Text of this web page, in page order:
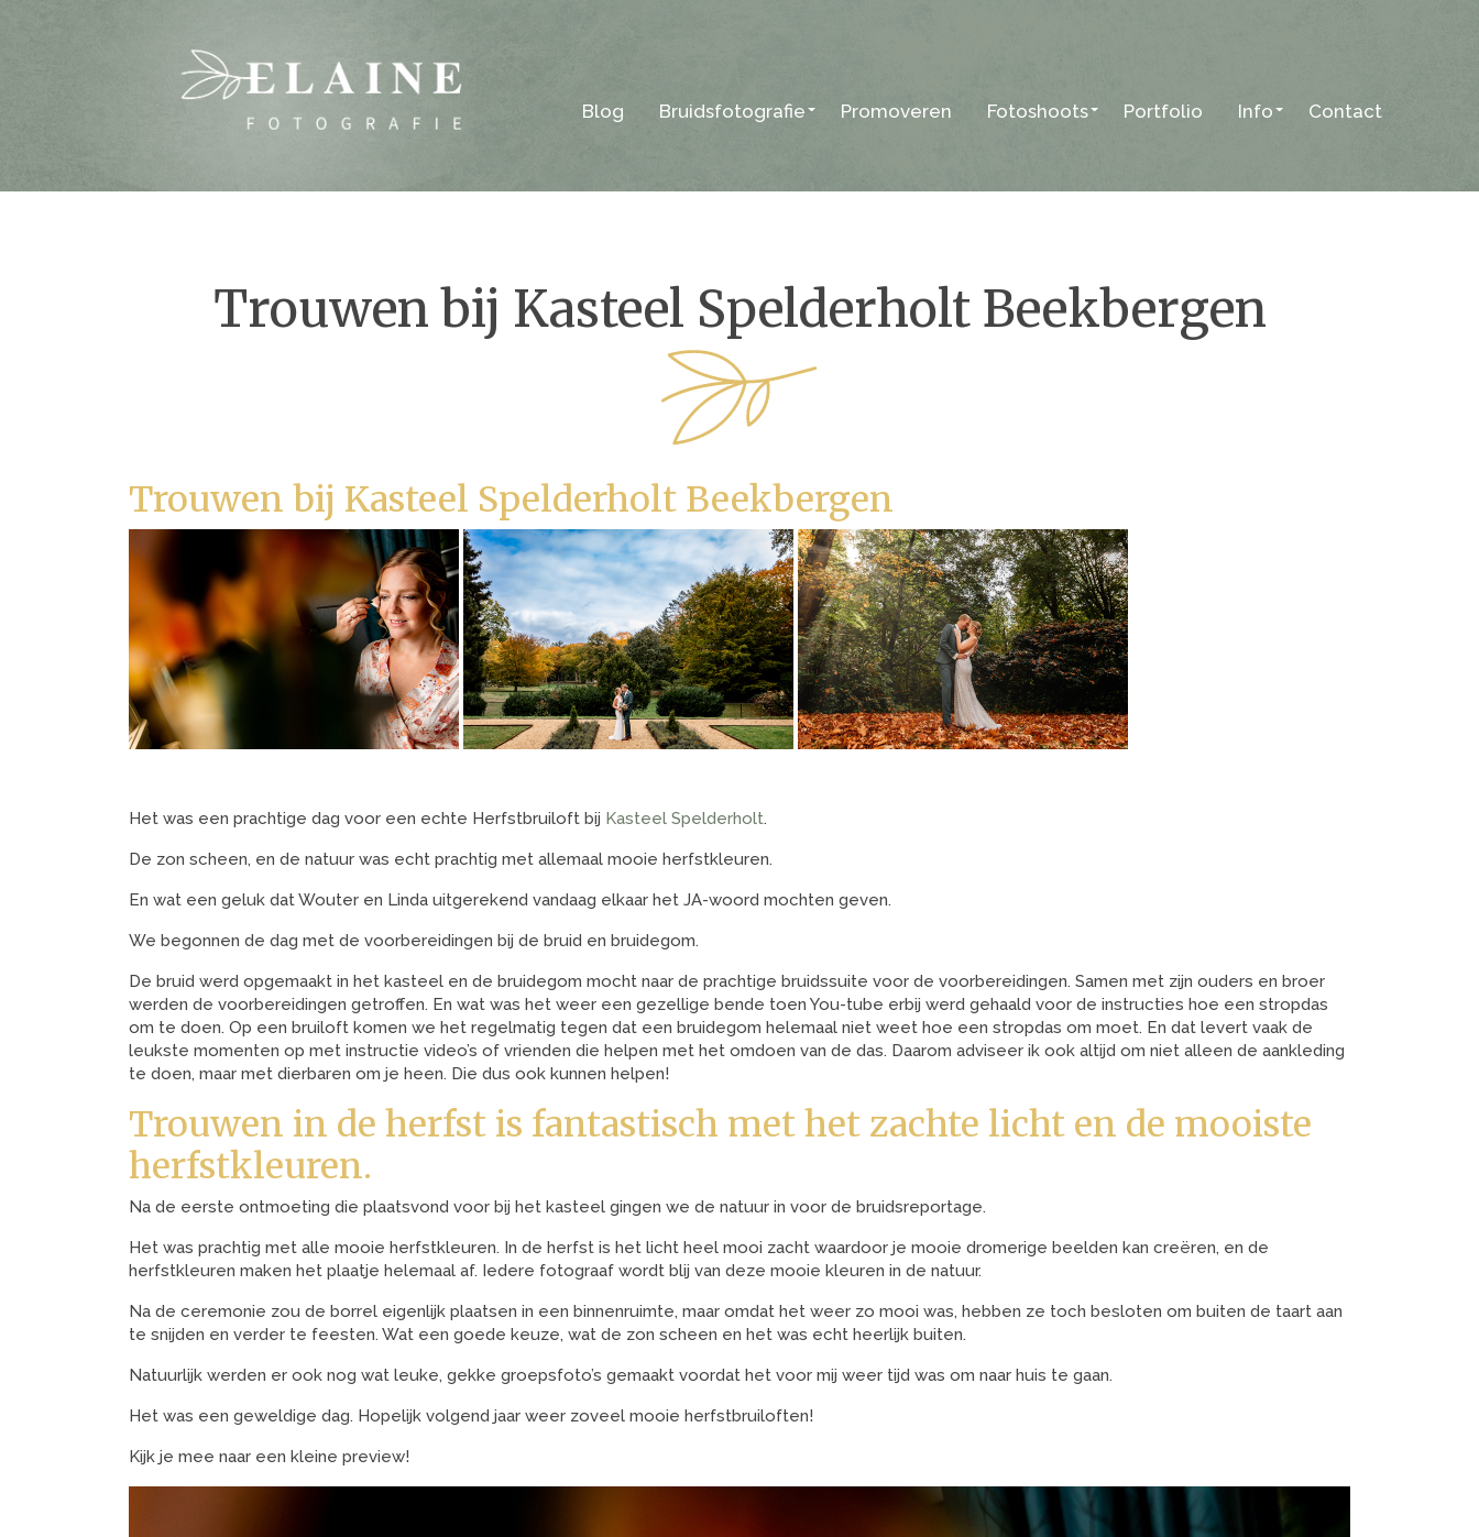
Blog Bruidsfotografie Promoveren Fotoshoots Portfolio Info Contact
Trouwen bij Kasteel Spelderholt Beekbergen
Trouwen bij Kasteel Spelderholt Beekbergen
Het was een prachtige dag voor een echte Herfstbruiloft bij Kasteel Spelderholt.
De zon scheen, en de natuur was echt prachtig met allemaal mooie herfstkleuren.
En wat een geluk dat Wouter en Linda uitgerekend vandaag elkaar het JA-woord mochten geven.
We begonnen de dag met de voorbereidingen bij de bruid en bruidegom.
De bruid werd opgemaakt in het kasteel en de bruidegom mocht naar de prachtige bruidssuite voor de voorbereidingen. Samen met zijn ouders en broer
werden de voorbereidingen getroffen. En wat was het weer een gezellige bende toen You-tube erbij werd gehaald voor de instructies hoe een stropdas
om te doen. Op een bruiloft komen we het regelmatig tegen dat een bruidegom helemaal niet weet hoe een stropdas om moet. En dat levert vaak de
leukste momenten op met instructie video’s of vrienden die helpen met het omdoen van de das. Daarom adviseer ik ook altijd om niet alleen de aankleding
te doen, maar met dierbaren om je heen. Die dus ook kunnen helpen!
Trouwen in de herfst is fantastisch met het zachte licht en de mooiste
herfstkleuren.
Na de eerste ontmoeting die plaatsvond voor bij het kasteel gingen we de natuur in voor de bruidsreportage.
Het was prachtig met alle mooie herfstkleuren. In de herfst is het licht heel mooi zacht waardoor je mooie dromerige beelden kan creëren, en de
herfstkleuren maken het plaatje helemaal af. Iedere fotograaf wordt blij van deze mooie kleuren in de natuur.
Na de ceremonie zou de borrel eigenlijk plaatsen in een binnenruimte, maar omdat het weer zo mooi was, hebben ze toch besloten om buiten de taart aan
te snijden en verder te feesten. Wat een goede keuze, wat de zon scheen en het was echt heerlijk buiten.
Natuurlijk werden er ook nog wat leuke, gekke groepsfoto’s gemaakt voordat het voor mij weer tijd was om naar huis te gaan.
Het was een geweldige dag. Hopelijk volgend jaar weer zoveel mooie herfstbruiloften!
Kijk je mee naar een kleine preview!